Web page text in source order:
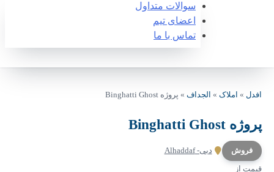
سوالات متداول
اعضای تیم
تماس با ما
افدل» املاک» الجداف» پروژه Binghatti Ghost
پروژه Binghatti Ghost
فروش دبی- Alhaddaf
قیمت از